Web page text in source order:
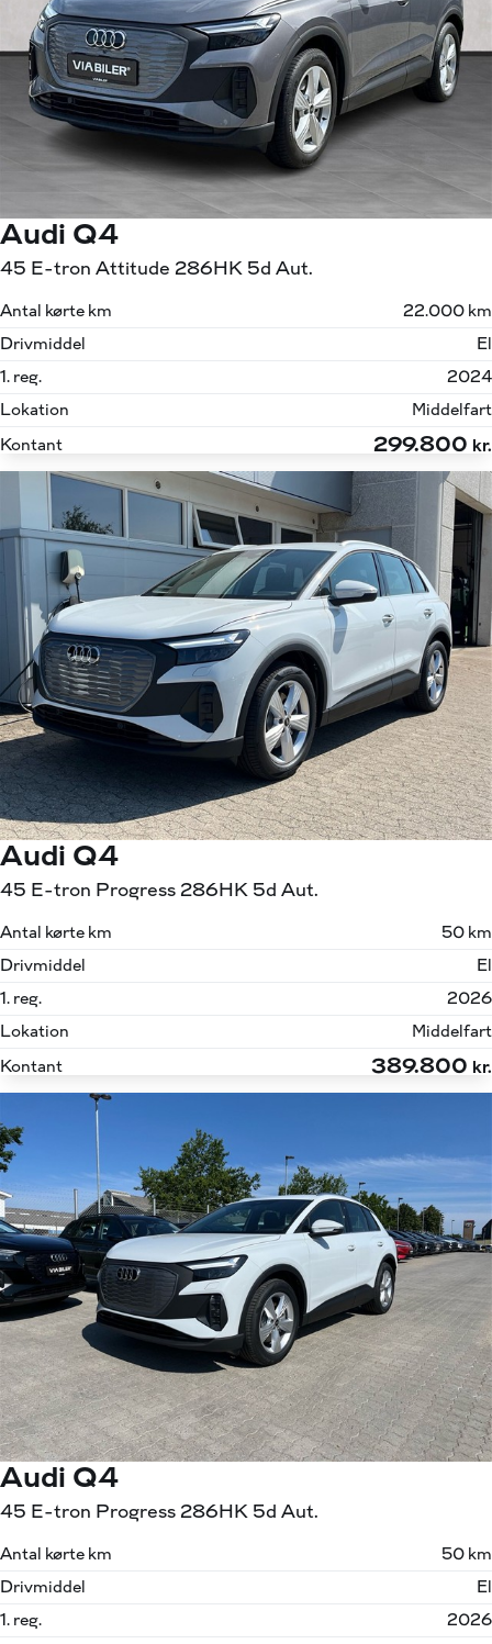
Audi Q4
45 E-tron Attitude 286HK 5d Aut.
Antal kørte km
22.000 km
Drivmiddel
El
1. reg.
2024
Lokation
Middelfart
Kontant
299.800 kr.
Audi Q4
45 E-tron Progress 286HK 5d Aut.
Antal kørte km
50 km
Drivmiddel
El
1. reg.
2026
Lokation
Middelfart
Kontant
389.800 kr.
Audi Q4
45 E-tron Progress 286HK 5d Aut.
Antal kørte km
50 km
Drivmiddel
El
1. reg.
2026